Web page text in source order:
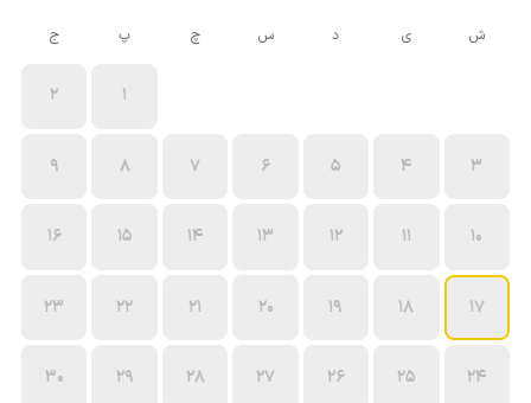
ش ی د س چ پ ج
1
2
3
4
5
6
7
8
9
10
11
12
13
14
15
16
17
18
19
20
21
22
23
24
25
26
27
28
29
30